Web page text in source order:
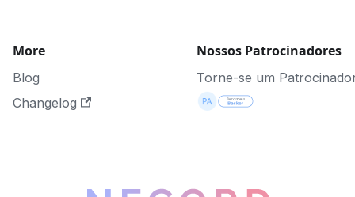
More
Blog
Changelog
Nossos Patrocinadores
Torne-se um